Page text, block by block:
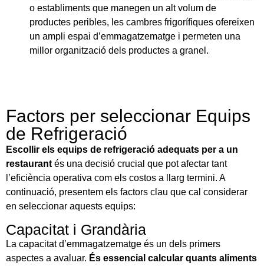
o establiments que manegen un alt volum de
productes peribles, les cambres frigorífiques ofereixen
un ampli espai d’emmagatzematge i permeten una
millor organització dels productes a granel.
Factors per seleccionar Equips
de Refrigeració
Escollir els equips de refrigeració adequats per a un
restaurant és una decisió crucial que pot afectar tant
l’eficiència operativa com els costos a llarg termini. A
continuació, presentem els factors clau que cal considerar
en seleccionar aquests equips:
Capacitat i Grandària
La capacitat d’emmagatzematge és un dels primers
aspectes a avaluar. És essencial calcular quants aliments